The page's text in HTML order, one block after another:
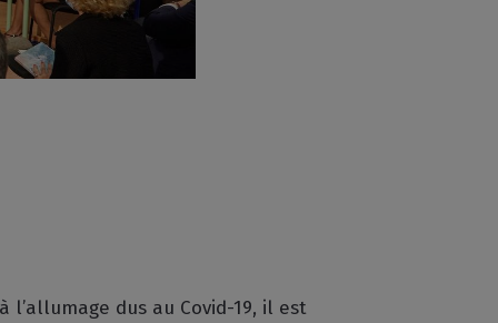
l’allumage dus au Covid-19, il est